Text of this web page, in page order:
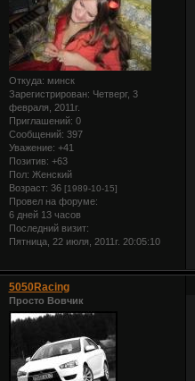
Откуда: минск
Зарегистрирован: Четверг, 3
февраля, 2011г.
Приглашений: 0
Сообщений: 397
Уважение: +41
Позитив: +63
Пол: Женский
Возраст: 36 [1989-10-15]
Провел на форуме:
6 дней 13 часов
Последний визит:
Пятница, 22 июля, 2011г. 20:05:10
5050Racing
Просто Вовчик